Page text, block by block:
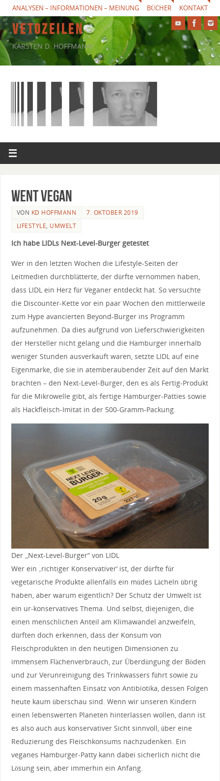
ANALYSEN – INFORMATIONEN – MEINUNG BÜCHER KONTAKT
V E T O Z E I L E N
KARSTEN D. HOFFMANN
Went vegan
VON KD HOFFMANN
7. OKTOBER 2019
LIFESTYLE, UMWELT
Ich habe LIDLs Next-Level-Burger getestet
Wer in den letzten Wochen die Lifestyle-Seiten der
Leitmedien durchblätterte, der dürfte vernommen haben,
dass LIDL ein Herz für Veganer entdeckt hat. So versuchte
die Discounter-Kette vor ein paar Wochen den mittlerweile
zum Hype avancierten Beyond-Burger ins Programm
aufzunehmen. Da dies aufgrund von Lieferschwierigkeiten
der Hersteller nicht gelang und die Hamburger innerhalb
weniger Stunden ausverkauft waren, setzte LIDL auf eine
Eigenmarke, die sie in atemberaubender Zeit auf den Markt
brachten – den Next-Level-Burger, den es als Fertig-Produkt
für die Mikrowelle gibt, als fertige Hamburger-Patties sowie
als Hackfleisch-Imitat in der 500-Gramm-Packung.
Der „Next-Level-Burger“ von LIDL
Wer ein ‚richtiger Konservativer‘ ist, der dürfte für
vegetarische Produkte allenfalls ein müdes Lächeln übrig
haben, aber warum eigentlich? Der Schutz der Umwelt ist
ein ur-konservatives Thema. Und selbst, diejenigen, die
einen menschlichen Anteil am Klimawandel anzweifeln,
dürften doch erkennen, dass der Konsum von
Fleischprodukten in den heutigen Dimensionen zu
immensem Flächenverbrauch, zur Überdüngung der Böden
und zur Verunreinigung des Trinkwassers führt sowie zu
einem massenhaften Einsatz von Antibiotika, dessen Folgen
heute kaum überschau sind. Wenn wir unseren Kindern
einen lebenswerten Planeten hinterlassen wollen, dann ist
es also auch aus konservativer Sicht sinnvoll, über eine
Reduzierung des Fleischkonsums nachzudenken. Ein
veganes Hamburger-Patty kann dabei sicherlich nicht die
Lösung sein, aber immerhin ein Anfang.